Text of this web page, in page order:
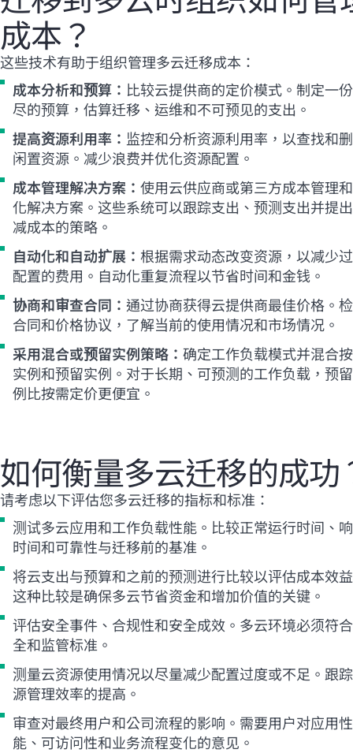
成本？
这些技术有助于组织管理多云迁移成本：
成本分析和预算： 比较云提供商的定价模式。制定一
尽的预算，估算迁移、运维和不可预见的支出。
提高资源利用率： 监控和分析资源利用率，以查找和
闲置资源。减少浪费并优化资源配置。
成本管理解决方案： 使用云供应商或第三方成本管理
化解决方案。这些系统可以跟踪支出、预测支出并提
减成本的策略。
自动化和自动扩展： 根据需求动态改变资源，以减少
配置的费用。自动化重复流程以节省时间和金钱。
协商和审查合同： 通过协商获得云提供商最佳价格。
合同和价格协议，了解当前的使用情况和市场情况。
采用混合或预留实例策略： 确定工作负载模式并混合
实例和预留实例。对于长期、可预测的工作负载，预
例比按需定价更便宜。
如何衡量多云迁移的成功
请考虑以下评估您多云迁移的指标和标准：
测试多云应用和工作负载性能。比较正常运行时间、
时间和可靠性与迁移前的基准。
将云支出与预算和之前的预测进行比较以评估成本效
这种比较是确保多云节省资金和增加价值的关键。
评估安全事件、合规性和安全成效。多云环境必须符
全和监管标准。
测量云资源使用情况以尽量减少配置过度或不足。跟
源管理效率的提高。
审查对最终用户和公司流程的影响。需要用户对应用性
能、可访问性和业务流程变化的意见。